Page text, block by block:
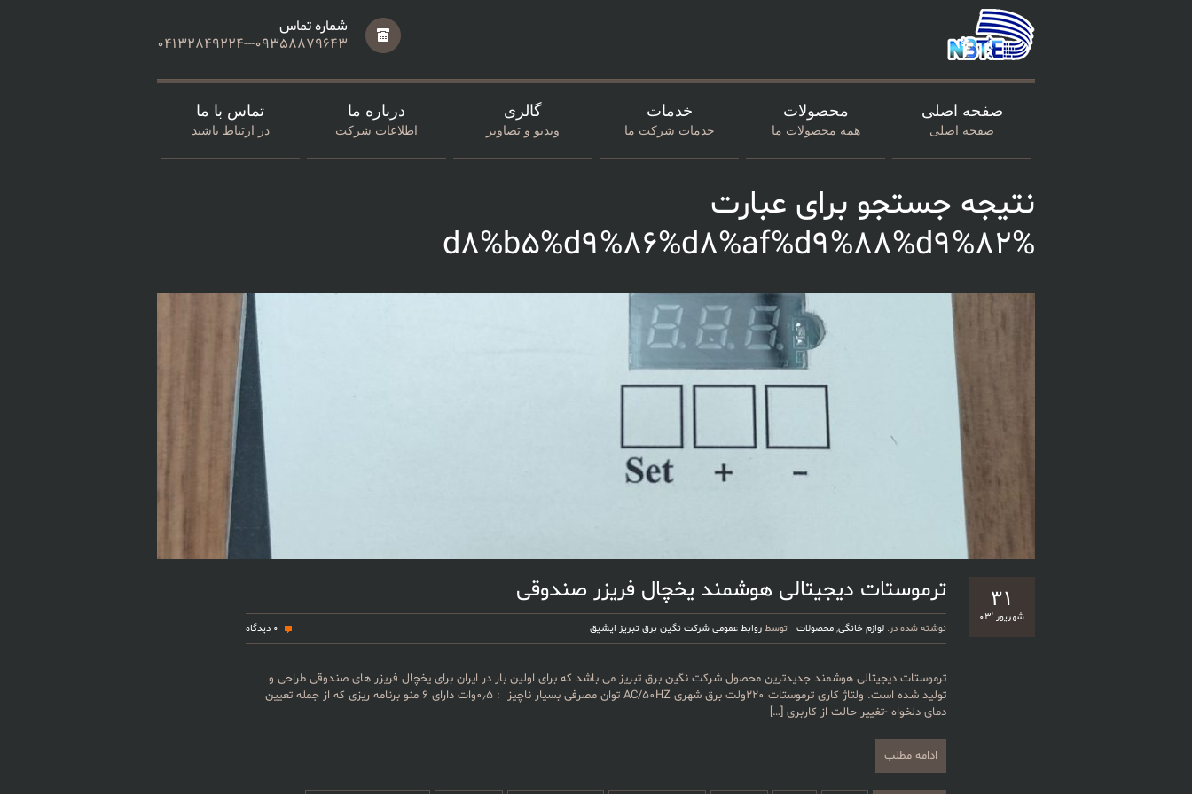
شماره تماس
04132849224---09358879643
تماس با ما
در ارتباط باشید
درباره ما
اطلاعات شرکت
گالری
ویدیو و تصاویر
خدمات
خدمات شرکت ما
محصولات
همه محصولات ما
صفحه اصلی
صفحه اصلی
نتیجه جستجو برای عبارت
%d8%b5%d9%86%d8%af%d9%88%d9%82
۳۱
شهریور '۰۳
ترموستات دیجیتالی هوشمند یخچال فریزر صندوقی
نوشته شده در: لوازم خانگی, محصولات توسط روابط عمومی شرکت نگین برق تبریز ایشیق 0 دیدگاه
ترموستات دیجیتالی هوشمند جدیدترین محصول شرکت نگین برق تبریز می باشد که برای اولین بار در ایران برای یخچال فریزر های صندوقی طراحی و
تولید شده است. ولتاژ کاری ترموستات ۲۲۰ولت برق شهری AC/50HZ توان مصرفی بسیار ناچیز : ۰٫۵وات دارای ۶ منو برنامه ریزی که از جمله تعیین
دمای دلخواه -تغییر حالت از کاربری […]
ادامه مطلب